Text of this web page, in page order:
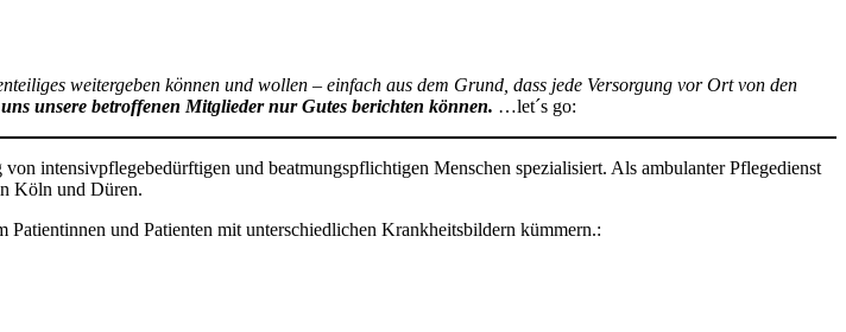
weitergeben können und wollen – einfach aus dem Grund, dass jede Versorgung vor Ort von den
unsere betroffenen Mitglieder nur Gutes berichten können. …let´s go:
intensivpflegebedürftigen und beatmungspflichtigen Menschen spezialisiert. Als ambulanter Pflegedienst
Köln und Düren.
und Patienten mit unterschiedlichen Krankheitsbildern kümmern.: